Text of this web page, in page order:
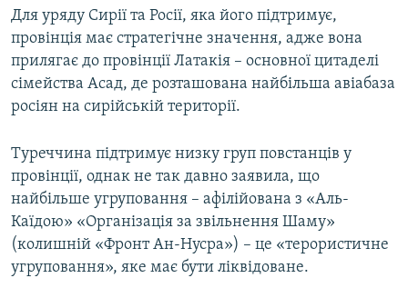
Для уряду Сирії та Росії, яка його підтримує,
провінція має стратегічне значення, адже вона
прилягає до провінції Латакія – основної цитаделі
сімейства Асад, де розташована найбільша авіабаза
росіян на сирійській території.
Туреччина підтримує низку груп повстанців у
провінції, однак не так давно заявила, що
найбільше угруповання – афілійована з «Аль-
Каїдою» «Організація за звільнення Шаму»
(колишній «Фронт Ан-Нусра») – це «терористичне
угруповання», яке має бути ліквідоване.